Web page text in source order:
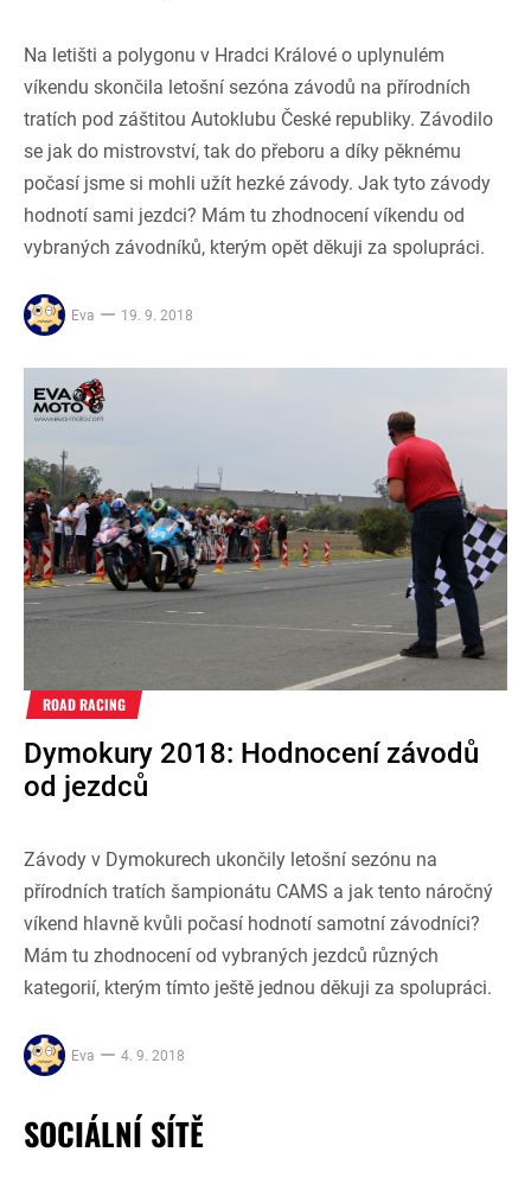
Na letišti a polygonu v Hradci Králové o uplynulém
víkendu skončila letošní sezóna závodů na přírodních
tratích pod záštitou Autoklubu České republiky. Závodilo
se jak do mistrovství, tak do přeboru a díky pěknému
počasí jsme si mohli užít hezké závody. Jak tyto závody
hodnotí sami jezdci? Mám tu zhodnocení víkendu od
vybraných závodníků, kterým opět děkuji za spolupráci.
Eva 19. 9. 2018
ROAD RACING
Dymokury 2018: Hodnocení závodů
od jezdců
Závody v Dymokurech ukončily letošní sezónu na
přírodních tratích šampionátu CAMS a jak tento náročný
víkend hlavně kvůli počasí hodnotí samotní závodníci?
Mám tu zhodnocení od vybraných jezdců různých
kategorií, kterým tímto ještě jednou děkuji za spolupráci.
Eva 4. 9. 2018
SOCIÁLNÍ SÍTĚ